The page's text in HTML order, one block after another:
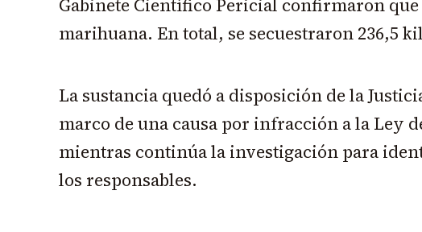
Gabinete Científico Pericial confirmaron que
marihuana. En total, se secuestraron 236,5
La sustancia quedó a disposición de la
marco de una causa por infracción a la Ley
mientras continúa la investigación para
los responsables.